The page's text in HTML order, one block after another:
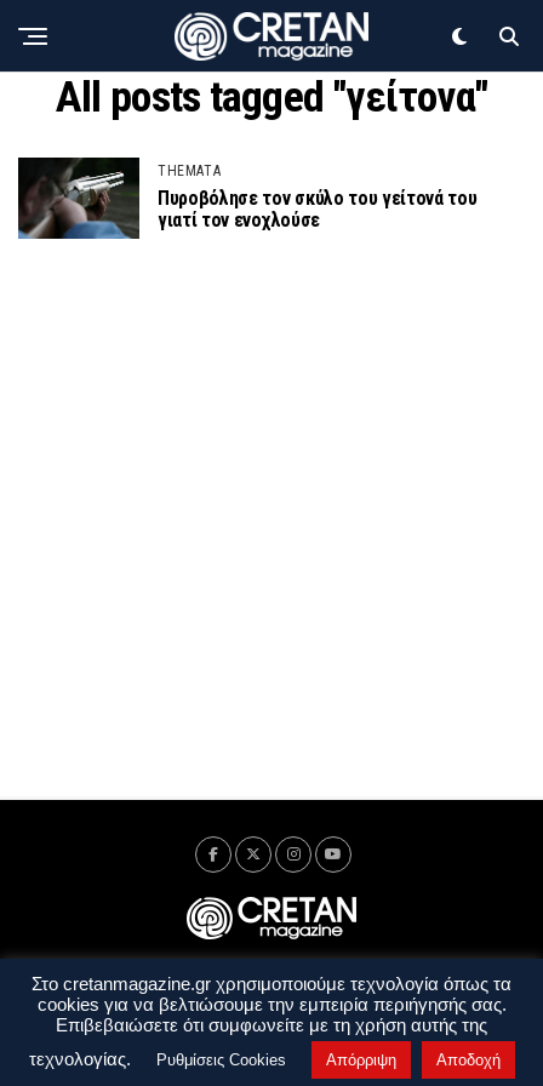
All posts tagged "γείτονα"
THEMATA
Πυροβόλησε τον σκύλο του γείτονά του
γιατί τον ενοχλούσε
Ταυτότητα Πολιτική Απορρήτου
Όροι Χρήσης
Όροι και Προϋποθέσεις
Στο cretanmagazine.gr χρησιμοποιούμε τεχνολογία όπως τα
cookies για να βελτιώσουμε την εμπειρία περιήγησής σας.
Επιβεβαιώσετε ότι συμφωνείτε με τη χρήση αυτής της
τεχνολογίας.
Ρυθμίσεις Cookies Απόρριψη Αποδοχή